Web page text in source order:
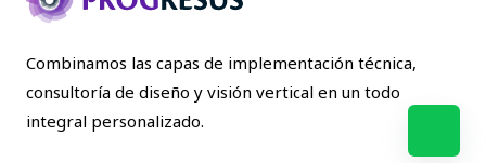
Combinamos las capas de implementación técnica,
consultoría de diseño y visión vertical en un todo
integral personalizado.